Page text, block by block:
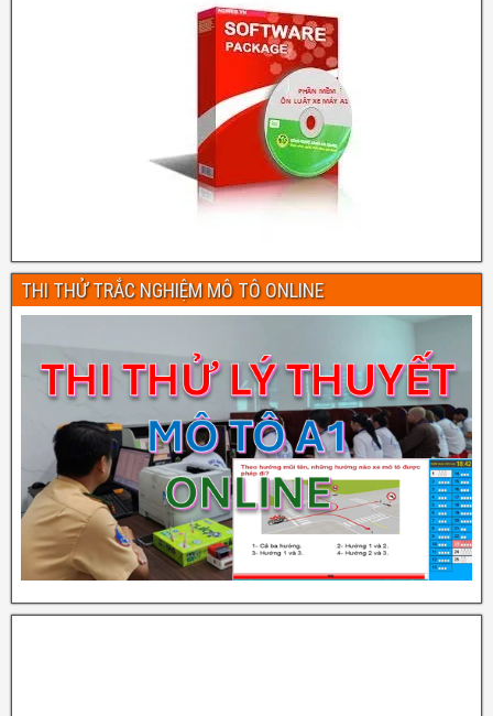
THI THỬ TRẮC NGHIỆM MÔ TÔ ONLINE